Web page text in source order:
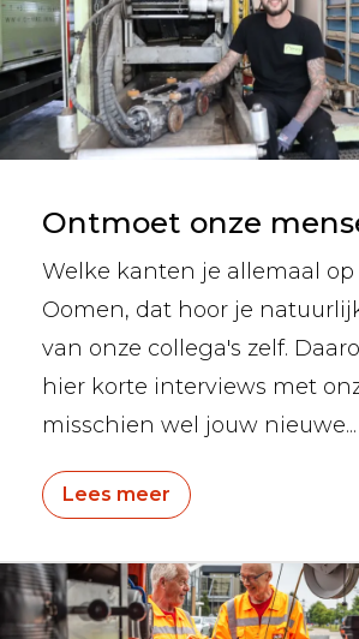
Ontmoet onze
Welke kanten je allemaal op
Oomen, dat hoor je
van onze collega's zelf.
hier korte interviews met
misschien wel jouw nieuwe...
Lees meer